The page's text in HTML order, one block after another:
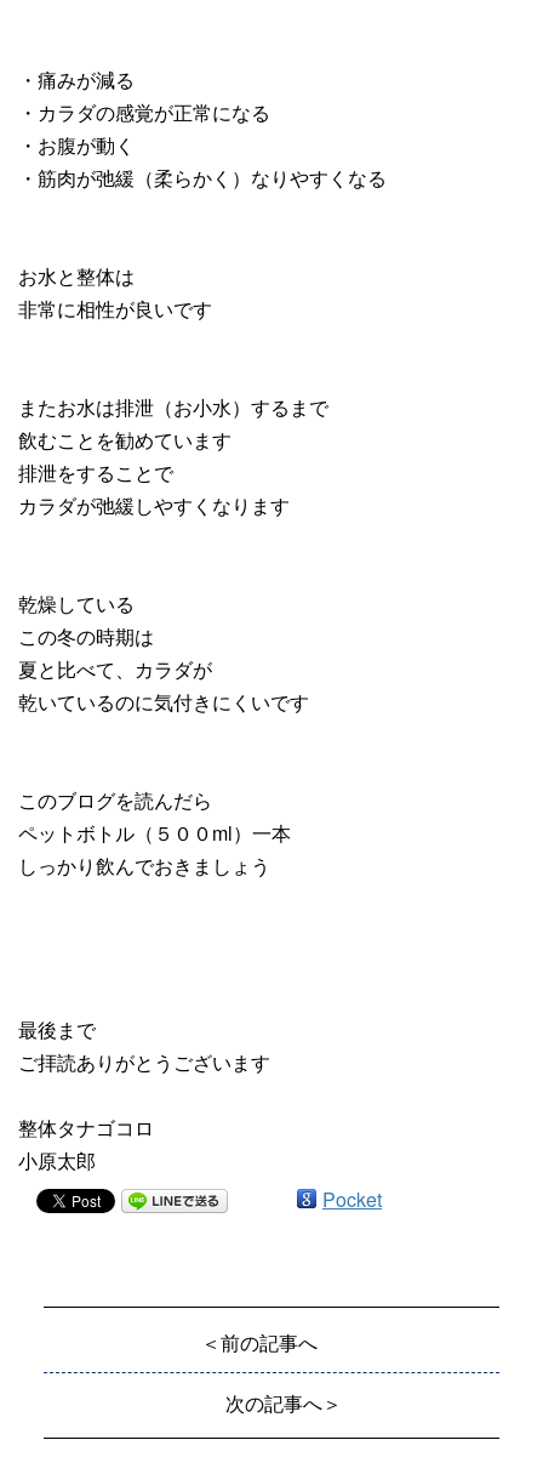
・痛みが減る
・カラダの感覚が正常になる
・お腹が動く
・筋肉が弛緩（柔らかく）なりやすくなる
お水と整体は
非常に相性が良いです
またお水は排泄（お小水）するまで
飲むことを勧めています
排泄をすることで
カラダが弛緩しやすくなります
乾燥している
この冬の時期は
夏と比べて、カラダが
乾いているのに気付きにくいです
このブログを読んだら
ペットボトル（５００ml）一本
しっかり飲んでおきましょう
最後まで
ご拝読ありがとうございます
整体タナゴコロ
小原太郎
Pocket
＜前の記事へ
次の記事へ＞